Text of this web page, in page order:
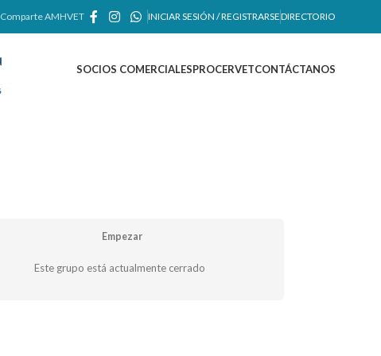
Comparte AMHVET INICIAR SESIÓN / REGISTRARSEDIRECTORIO
SOCIOS COMERCIALESPROCERVETCONTÁCTANOS
Empezar
Este grupo está actualmente cerrado